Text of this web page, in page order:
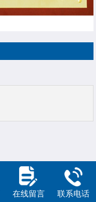
在线留言 联系电话